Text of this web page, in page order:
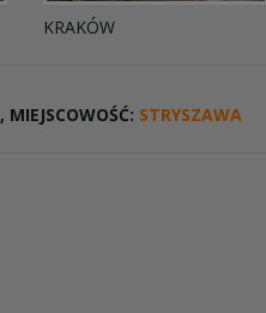
KRAKÓW
, MIEJSCOWOŚĆ: STRYSZAWA